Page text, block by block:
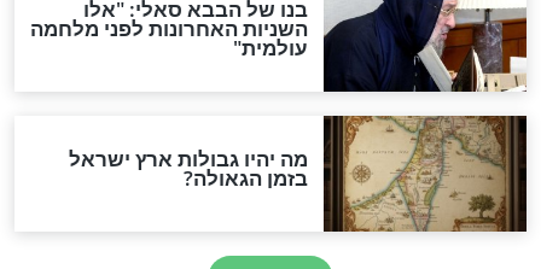
"לפני הגאולה תהיה אפיקורסות
והכחשה גדולה מאוד של
האמונה"
האם לאחר בוא המשיח יהיה
אפשר לחזור בתשובה?